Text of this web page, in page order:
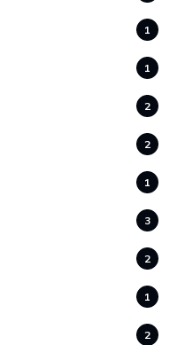
1
1
2
2
1
3
2
1
2